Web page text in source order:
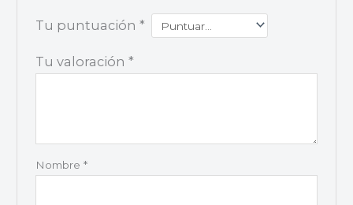
Tu puntuación *
Tu valoración *
Nombre *